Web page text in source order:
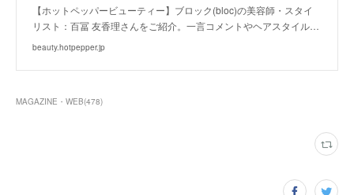
【ホットペッパービューティー】ブロック(bloc)の美容師・スタイ
リスト：百冨 友香理さんをご紹介。一言コメントやヘアスタイル…
beauty.hotpepper.jp
MAGAZINE・WEB(478)